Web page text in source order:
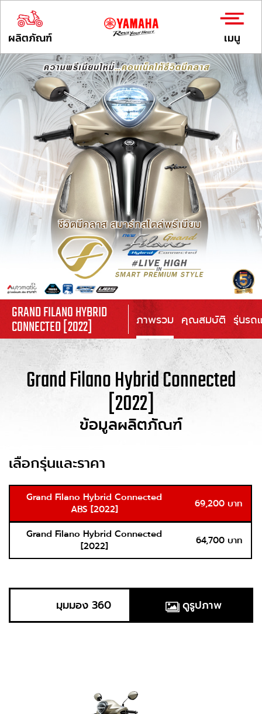
ผลิตภัณฑ์ เมนู
GRAND FILANO HYBRID
CONNECTED [2022]
ภาพรวม คุณสมบัติ รุ่นรถ
Grand Filano Hybrid Connected
[2022]
ข้อมูลผลิตภัณฑ์
เลือกรุ่นและราคา
Grand Filano Hybrid Connected
ABS [2022]
69,200 บาท
Grand Filano Hybrid Connected
[2022]
64,700 บาท
มุมมอง 360 ดูรูปภาพ